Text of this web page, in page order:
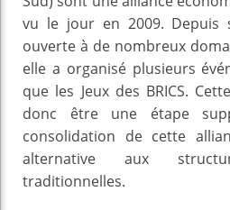
vu le jour en 2009. Depuis
ouverte à de nombreux
elle a organisé plusieurs
que les Jeux des BRICS.
donc être une étape
consolidation de cette
alternative aux
traditionnelles.